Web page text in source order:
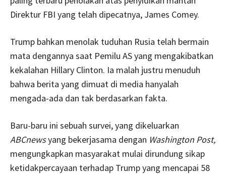
Direktur FBI yang telah dipecatnya, James Comey.
Trump bahkan menolak tuduhan Rusia telah bermain
mata dengannya saat Pemilu AS yang mengakibatkan
kekalahan Hillary Clinton. Ia malah justru menuduh
bahwa berita yang dimuat di media hanyalah
mengada-ada dan tak berdasarkan fakta.
Baru-baru ini sebuah survei, yang dikeluarkan
ABCnewsyang bekerjasama dengan Washington Post,
mengungkapkan masyarakat mulai dirundung sikap
ketidakpercayaan terhadap Trump yang mencapai 58